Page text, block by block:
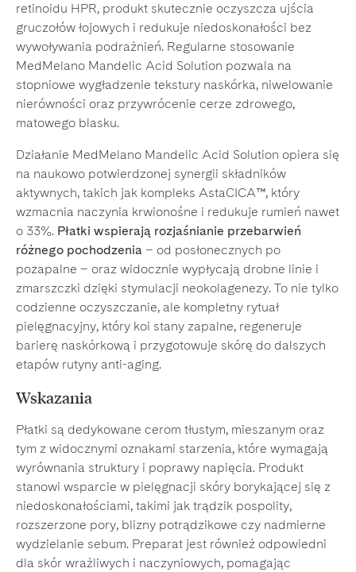
retinoidu HPR, produkt skutecznie oczyszcza ujścia
gruczołów łojowych i redukuje niedoskonałości bez
wywoływania podrażnień. Regularne stosowanie
MedMelano Mandelic Acid Solution pozwala na
stopniowe wygładzenie tekstury naskórka, niwelowanie
nierówności oraz przywrócenie cerze zdrowego,
matowego blasku.
Działanie MedMelano Mandelic Acid Solution opiera się
na naukowo potwierdzonej synergii składników
aktywnych, takich jak kompleks AstaCICA™, który
wzmacnia naczynia krwionośne i redukuje rumień nawet
o 33%. Płatki wspierają rozjaśnianie przebarwień
różnego pochodzenia – od posłonecznych po
pozapalne – oraz widocznie wypłycają drobne linie i
zmarszczki dzięki stymulacji neokolagenezy. To nie tylko
codzienne oczyszczanie, ale kompletny rytuał
pielęgnacyjny, który koi stany zapalne, regeneruje
barierę naskórkową i przygotowuje skórę do dalszych
etapów rutyny anti-aging.
Wskazania
Płatki są dedykowane cerom tłustym, mieszanym oraz
tym z widocznymi oznakami starzenia, które wymagają
wyrównania struktury i poprawy napięcia. Produkt
stanowi wsparcie w pielęgnacji skóry borykającej się z
niedoskonałościami, takimi jak trądzik pospolity,
rozszerzone pory, blizny potrądzikowe czy nadmierne
wydzielanie sebum. Preparat jest również odpowiedni
dla skór wrażliwych i naczyniowych, pomagając